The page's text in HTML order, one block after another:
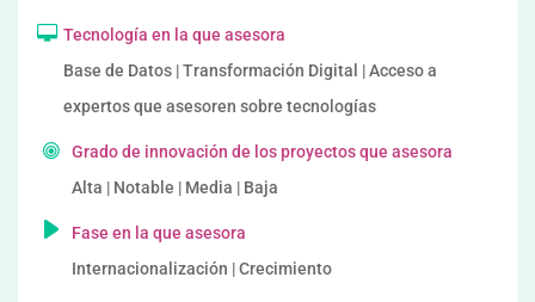
Tecnología en la que asesora
Base de Datos | Transformación Digital | Acceso a
expertos que asesoren sobre tecnologías
Grado de innovación de los proyectos que asesora
Alta | Notable | Media | Baja
Fase en la que asesora
Internacionalización | Crecimiento